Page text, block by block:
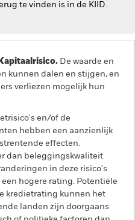
te vinden is in de KIID.
De waarde en
kunnen dalen en stijgen, en
verliezen mogelijk hun
en/of de
hebben een aanzienlijk
effecten.
dan beleggingskwaliteit
in deze risico's
hogere rating. Potentiële
kredietrating kunnen het
landen zijn doorgaans